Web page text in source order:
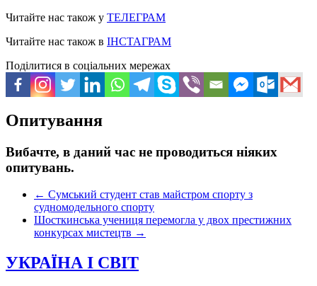
Читайте нас також у ТЕЛЕГРАМ
Читайте нас також в ІНСТАГРАМ
Поділитися в соціальних мережах
Опитування
Вибачте, в даний час не проводиться ніяких
опитувань.
← Сумський студент став майстром спорту з
судномодельного спорту
Шосткинська учениця перемогла у двох престижних
конкурсах мистецтв →
УКРАЇНА І СВІТ